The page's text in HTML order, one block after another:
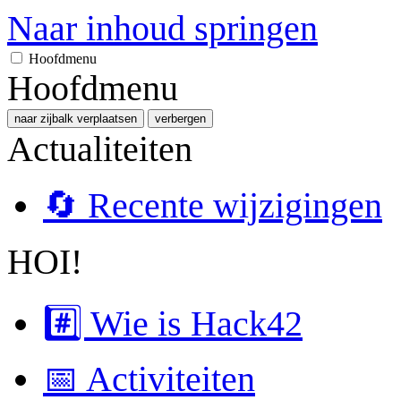
Naar inhoud springen
Hoofdmenu
Hoofdmenu
naar zijbalk verplaatsen verbergen
Actualiteiten
🔄 Recente wijzigingen
HOI!
#️⃣ Wie is Hack42
📅 Activiteiten